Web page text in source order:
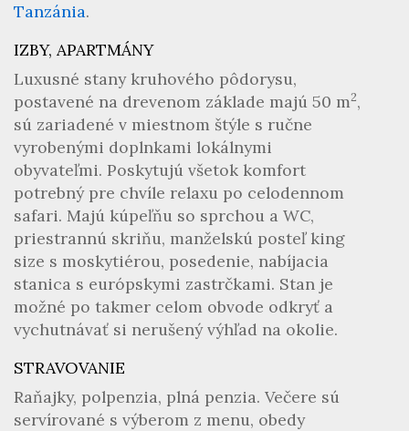
Tanzánia.
IZBY, APARTMÁNY
Luxusné stany kruhového pôdorysu,
postavené na drevenom základe majú 50 m2,
sú zariadené v miestnom štýle s ručne
vyrobenými doplnkami lokálnymi
obyvateľmi. Poskytujú všetok komfort
potrebný pre chvíle relaxu po celodennom
safari. Majú kúpeľňu so sprchou a WC,
priestrannú skriňu, manželskú posteľ king
size s moskytiérou, posedenie, nabíjacia
stanica s európskymi zastrčkami. Stan je
možné po takmer celom obvode odkryť a
vychutnávať si nerušený výhľad na okolie.
STRAVOVANIE
Raňajky, polpenzia, plná penzia. Večere sú
servírované s výberom z menu, obedy